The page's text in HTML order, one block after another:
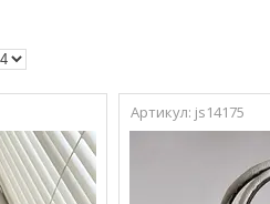
js14175